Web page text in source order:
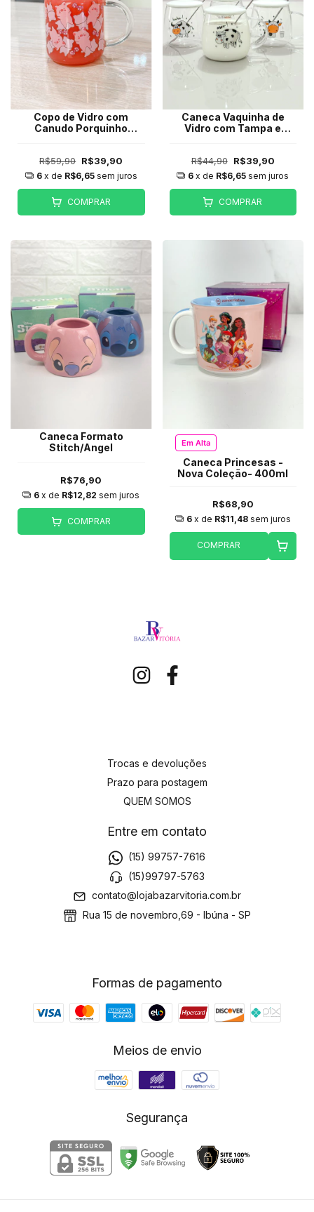
Copo de Vidro com
Canudo Porquinho
R$59,90 R$39,90
6 x de R$6,65 sem juros
COMPRAR
Caneca Vaquinha de
Vidro com Tampa e
R$44,90 R$39,90
6 x de R$6,65 sem juros
COMPRAR
Caneca Formato
Stitch/Angel
R$76,90
6 x de R$12,82 sem juros
COMPRAR
Em Alta
Caneca Princesas -
Nova Coleção- 400ml
R$68,90
6 x de R$11,48 sem juros
COMPRAR
Trocas e devoluções
Prazo para postagem
QUEM SOMOS
Entre em contato
(15) 99757-7616
(15)99797-5763
contato@lojabazarvitoria.com.br
Rua 15 de novembro,69 - Ibúna - SP
Formas de pagamento
Meios de envio
Segurança